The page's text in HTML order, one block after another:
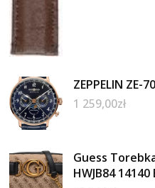
ZEPPELIN ZE-
1 259,00zł
Guess
HWJB84